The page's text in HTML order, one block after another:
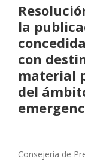
la
con
material
del
Consejería de